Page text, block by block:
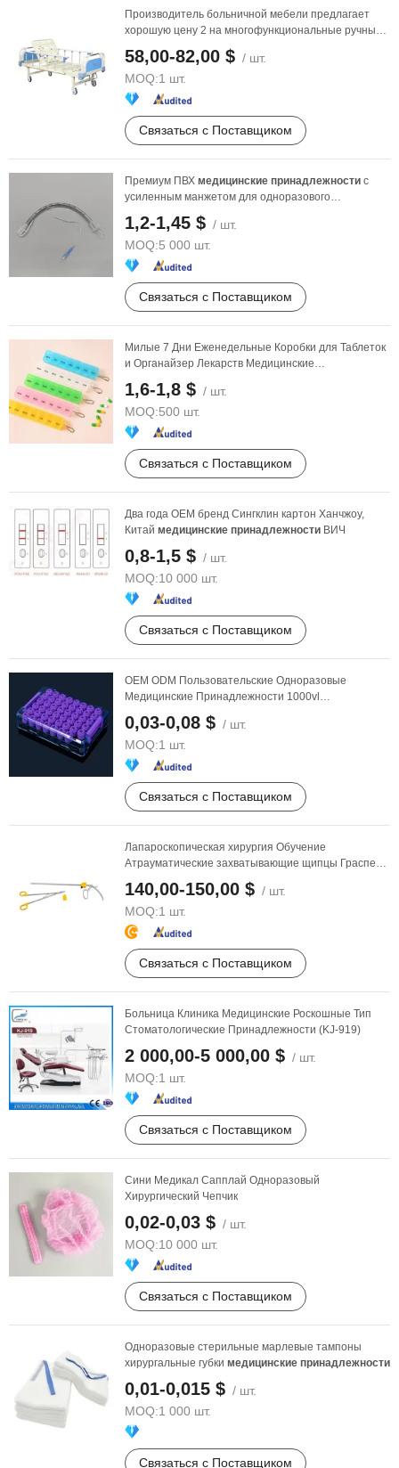
Производитель больничной мебели предлагает
хорошую цену 2 на многофункциональные ручные
58,00-82,00 $ / шт.
MOQ:1 шт.
Связаться с Поставщиком
Премиум ПВХ медицинские принадлежности с
усиленным манжетом для одноразового
1,2-1,45 $ / шт.
MOQ:5 000 шт.
Связаться с Поставщиком
Милые 7 Дни Еженедельные Коробки для Таблеток
и Органайзер Лекарств Медицинские
Принадлежности
1,6-1,8 $ / шт.
MOQ:500 шт.
Связаться с Поставщиком
Два года OEM бренд Сингклин картон Ханчжоу,
Китай медицинские принадлежности ВИЧ
0,8-1,5 $ / шт.
MOQ:10 000 шт.
Связаться с Поставщиком
OEM ODM Пользовательские Одноразовые
Медицинские Принадлежности 1000vl
Спецификация Лабораторная ...
0,03-0,08 $ / шт.
MOQ:1 шт.
Связаться с Поставщиком
Лапароскопическая хирургия Обучение
Атрауматические захватывающие щипцы Граспер
Мэриленд Медицинские ...
140,00-150,00 $ / шт.
MOQ:1 шт.
Связаться с Поставщиком
Больница Клиника Медицинские Роскошные Тип
Стоматологические Принадлежности (KJ-919)
2 000,00-5 000,00 $ / шт.
MOQ:1 шт.
Связаться с Поставщиком
Сини Медикал Сапплай Одноразовый
Хирургический Чепчик
0,02-0,03 $ / шт.
MOQ:10 000 шт.
Связаться с Поставщиком
Одноразовые стерильные марлевые тампоны
хирургальные губки медицинские принадлежности
0,01-0,015 $ / шт.
MOQ:1 000 шт.
Связаться с Поставщиком